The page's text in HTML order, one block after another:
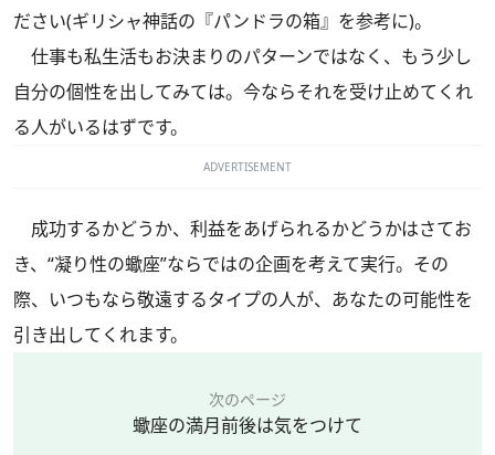
ださい(ギリシャ神話の『パンドラの箱』を参考に)。
仕事も私生活もお決まりのパターンではなく、もう少し
自分の個性を出してみては。今ならそれを受け止めてくれ
る人がいるはずです。
ADVERTISEMENT
成功するかどうか、利益をあげられるかどうかはさてお
き、“凝り性の蠍座”ならではの企画を考えて実行。その
際、いつもなら敬遠するタイプの人が、あなたの可能性を
引き出してくれます。
次のページ
蠍座の満月前後は気をつけて